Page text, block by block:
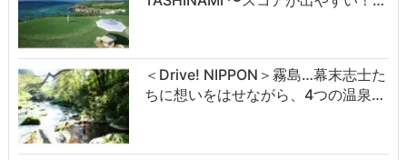
＜Drive! NIPPON＞霧島…幕末志士た
ちに想いをはせながら、4つの温泉…